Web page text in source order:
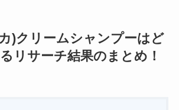
)クリームシャンプーはど
リサーチ結果のまとめ！